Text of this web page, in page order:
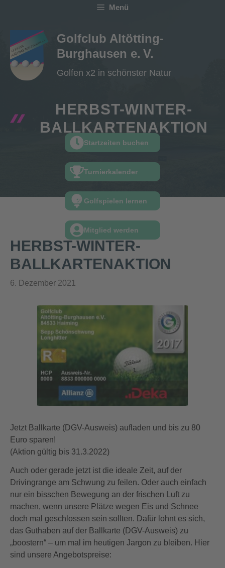
springen
Menü
Golfclub Altötting-
Burghausen e. V.
Golfen x2 in schönster Natur
Startzeiten buchen
Turnierkalender
Golfspielen lernen
Mitglied werden
HERBST-WINTER-
BALLKARTENAKTION
HERBST-WINTER-
BALLKARTENAKTION
6. Dezember 2021
Jetzt Ballkarte (DGV-Ausweis) aufladen und bis zu 80
Euro sparen!
(Aktion gültig bis 31.3.2022)
Auch oder gerade jetzt ist die ideale Zeit, auf der
Drivingrange am Schwung zu feilen. Oder auch einfach
nur ein bisschen Bewegung an der frischen Luft zu
machen, wenn unsere Plätze wegen Eis und Schnee
doch mal geschlossen sein sollten. Dafür lohnt es sich,
das Guthaben auf der Ballkarte (DGV-Ausweis) zu
„boostern“ – um mal im heutigen Jargon zu bleiben. Hier
sind unsere Angebotspreise: